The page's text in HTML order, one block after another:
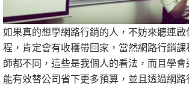
如果真的想學網路行銷的人，不妨來聽連
程，肯定會有收穫帶回家，當然網路行銷
師都不同，這些是我個人的看法，而且學會
能有效替公司省下更多預算，並且透過網